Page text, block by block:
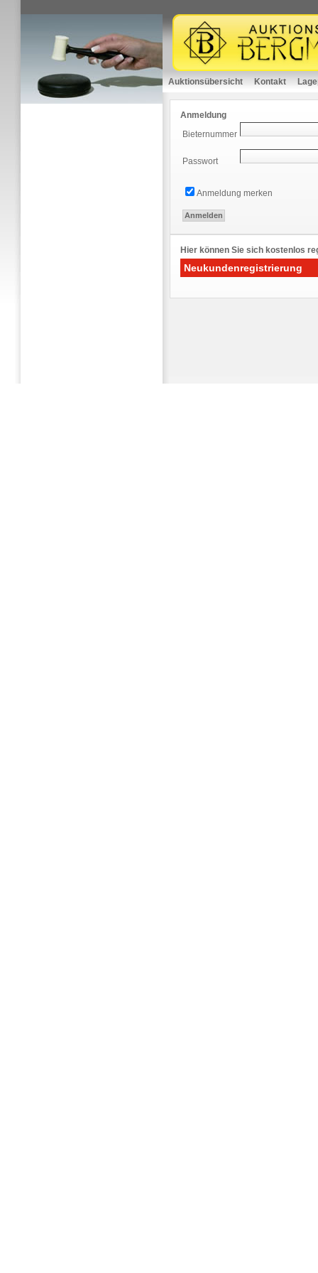
Auktionsübersicht Kontakt
Anmeldung
Bieternummer
Passwort
Anmeldung merken
Hier können Sie sich kostenlos
Neukundenregistrierung